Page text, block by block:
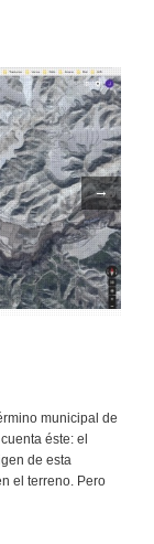
→
municipal de
éste: el
de esta
el terreno. Pero